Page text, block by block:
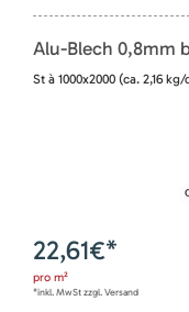
Alu-Blech 0,8mm
St à 1000x2000 (ca. 2,16
22,61€*
pro m²
*inkl. MwSt zzgl. Versand